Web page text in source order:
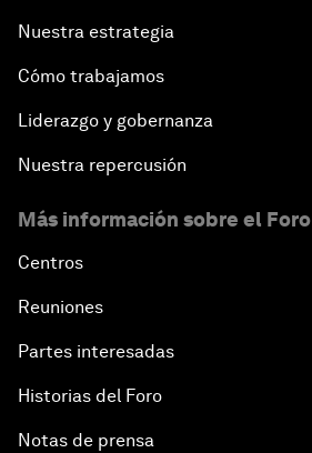
Nuestra estrategia
Cómo trabajamos
Liderazgo y gobernanza
Nuestra repercusión
Más información sobre el Foro
Centros
Reuniones
Partes interesadas
Historias del Foro
Notas de prensa